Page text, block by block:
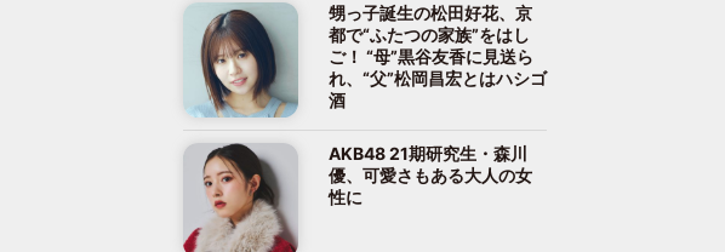
甥っ子誕生の松田好花、京
都で“ふたつの家族”をはし
ご！ “母”黒谷友香に見送ら
れ、“父”松岡昌宏とはハシゴ
酒
AKB48 21期研究生・森川
優、可愛さもある大人の女
性に